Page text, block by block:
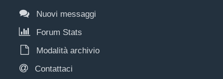
Nuovi messaggi
Forum Stats
Modalità archivio
Contattaci